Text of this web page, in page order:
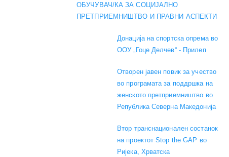
ОБУЧУВАЧ/КА ЗА СОЦИЈАЛНО
ПРЕТПРИЕМНИШТВО И ПРАВНИ АСПЕКТИ
Донација на спортска опрема во
ООУ „Гоце Делчев“ - Прилеп
Отворен јавен повик за учество
во програмата за поддршка на
женското претприемништво во
Република Северна Македонија
Втор транснационален состанок
на проектот Stop the GAP во
Ријека, Хрватска